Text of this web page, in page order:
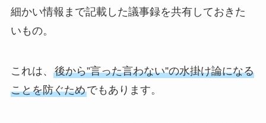
細かい情報まで記載した議事録を共有しておきた
いもの。
これは、 後から”言った言わない”の水掛け論になる
ことを防ぐためでもあります。